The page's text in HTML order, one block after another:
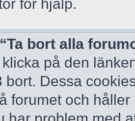
för hjälp.
bort alla
på den
bort. Dessa
forumet och